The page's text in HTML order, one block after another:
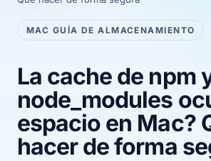
MAC GUÍA DE ALMACENAMIENTO
La cache de npm
node_modules
espacio en Mac?
hacer de forma